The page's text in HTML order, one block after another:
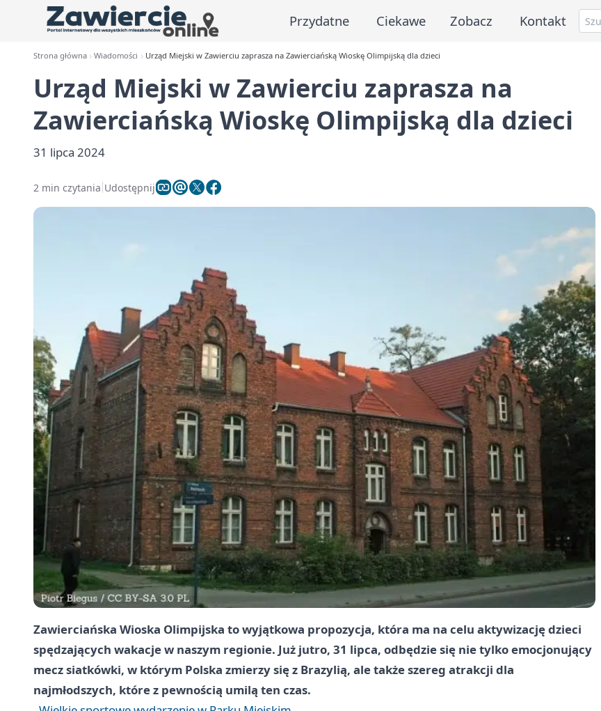
Przydatne Ciekawe Zobacz Kontakt
Strona główna Wiadomości Urząd Miejski w Zawierciu zaprasza na Zawierciańską Wioskę Olimpijską dla dzieci
Urząd Miejski w Zawierciu zaprasza na
Zawierciańską Wioskę Olimpijską dla dzieci
31 lipca 2024
2 min czytania Udostępnij
Zawierciańska Wioska Olimpijska to wyjątkowa propozycja, która ma na celu aktywizację dzieci
spędzających wakacje w naszym regionie. Już jutro, 31 lipca, odbędzie się nie tylko emocjonujący
mecz siatkówki, w którym Polska zmierzy się z Brazylią, ale także szereg atrakcji dla
najmłodszych, które z pewnością umilą ten czas.